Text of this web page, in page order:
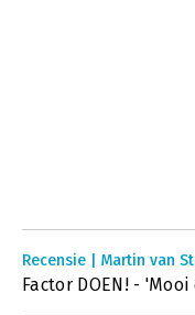
Recensie | Martin van
Factor DOEN! -